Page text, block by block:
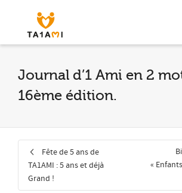
Journal d’1 Ami en 2
16ème édition.
Fête de 5 ans de
TA1AMI : 5 ans et déjà
Grand !
«